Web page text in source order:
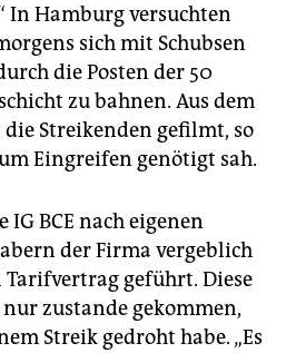
In Hamburg versuchten
sich mit Schubsen
die Posten der 50
zu bahnen. Aus dem
Streikenden gefilmt, so
Eingreifen genötigt sah.
BCE nach eigenen
der Firma vergeblich
Tarifvertrag geführt. Diese
nur zustande gekommen,
Streik gedroht habe. „Es